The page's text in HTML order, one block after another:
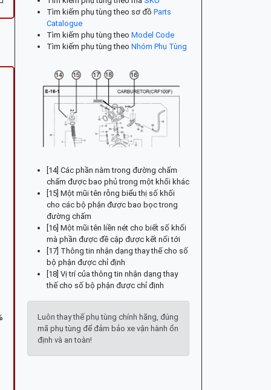
Tìm kiếm phụ tùng theo sơ đồ Parts
Catalogue
Tìm kiếm phụ tùng theo Model Code
Tìm kiếm phụ tùng theo Nhóm Phụ Tùng
[14] Các phần nằm trong đường chấm
chấm được bao phủ trong một khối khác
[15] Một mũi tên rỗng biểu thị số khối
cho các bộ phận được bao bọc trong
đường chấm
[16] Một mũi tên liền nét cho biết số khối
mà phần được đề cập được kết nối tới
[17] Thông tin nhận dạng thay thế cho số
bộ phận được chỉ định
[18] Vị trí của thông tin nhận dạng thay
thế cho số bộ phận được chỉ định
Luôn thay thế phụ tùng chính hãng, đúng
mã phụ tùng để đảm bảo xe vận hành ổn
định và an toàn!